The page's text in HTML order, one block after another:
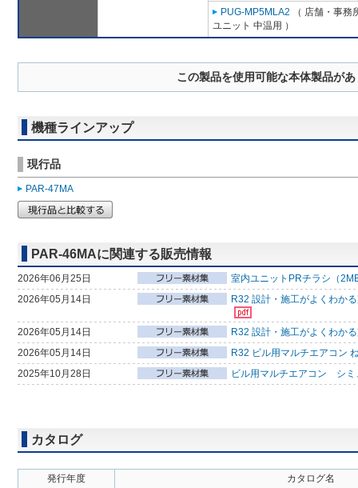
PUG-MP5MLA2 （ 店舗・事務
ユニット 中温用 ）
この製品を使用可能な本体製品が
機種ラインアップ
現行品
PAR-47MA
PAR-46MAに関連する販売情報
2026年06月25日
室内ユニットPRチラシ（
2026年05月14日
R32 設計・施工がよくわか
2026年05月14日
R32 設計・施工がよくわか
2026年05月14日
R32 ビル用マルチエアコン
2025年10月28日
ビル用マルチエアコン シミ
カタログ
発行年度
カタログ名